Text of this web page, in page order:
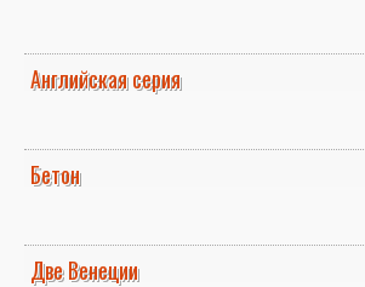
Английская серия
Бетон
Две Венеции